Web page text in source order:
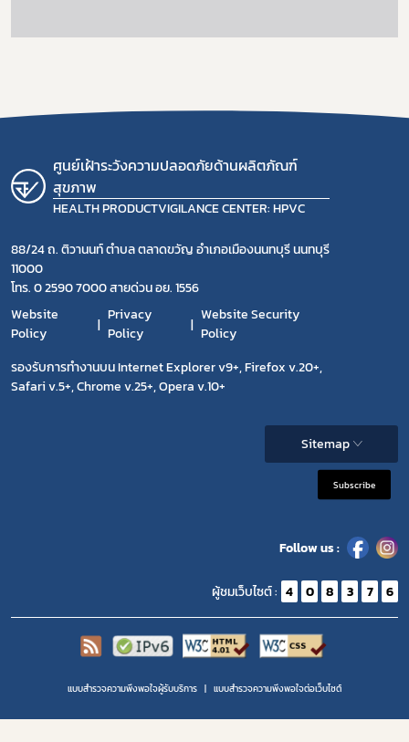
ศูนย์เฝ้าระวังความปลอดภัยด้านผลิตภัณฑ์
สุขภาพ
HEALTH PRODUCTVIGILANCE CENTER: HPVC
88/24 ถ. ติวานนท์ ตำบล ตลาดขวัญ อำเภอเมืองนนทบุรี นนทบุรี
11000
โทร. 0 2590 7000 สายด่วน อย. 1556
Website
Policy
Privacy
Policy
Website Security
Policy
รองรับการทำงานบน Internet Explorer v9+, Firefox v.20+,
Safari v.5+, Chrome v.25+, Opera v.10+
Sitemap
Subscribe
Follow us :
ผู้ชมเว็บไซต์ : 4 0 8 3 7 6
แบบสำรวจความพึงพอใจผู้รับบริการ แบบสำรวจความพีงพอใจต่อเว็บไซต์